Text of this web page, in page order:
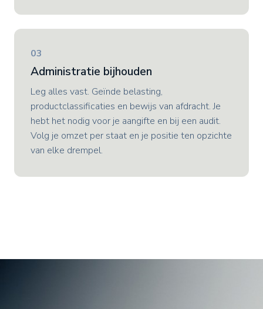
03
Administratie bijhouden
Leg alles vast. Geïnde belasting,
productclassificaties en bewijs van afdracht. Je
hebt het nodig voor je aangifte en bij een audit.
Volg je omzet per staat en je positie ten opzichte
van elke drempel.